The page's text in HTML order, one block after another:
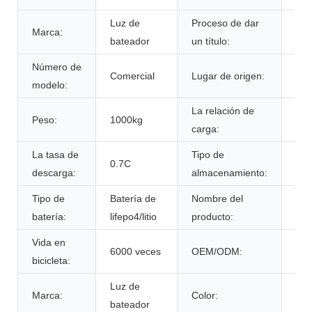
Marca:
Luz de
bateador
Proceso de dar
un título:
Número de
modelo:
Comercial Lugar de origen:
Peso: 1000kg
La relación de
carga:
La tasa de
descarga:
0.7C
Tipo de
almacenamiento:
Tipo de
batería:
Batería de
lifepo4/litio
Nombre del
producto:
Vida en
bicicleta:
6000 veces OEM/ODM:
Marca:
Luz de
bateador
Color: